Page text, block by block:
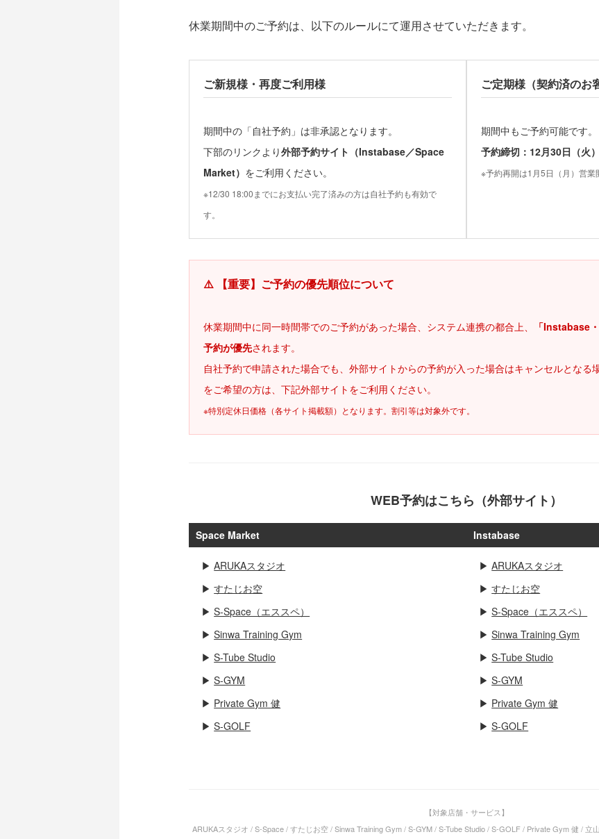
休業期間中のご予約は、以下のルールにて運用させていただきます。
ご新規様・再度ご利用様
期間中の「自社予約」は非承認となります。
下部のリンクより外部予約サイト（Instabase／Space
Market） をご利用ください。
※12/30 18:00までにお支払い完了済みの方は自社予約も有効で
す。
ご定期様（契約済のお
期間中もご予約可能です。
予約締切：12月30日（火
※予約再開は1月5日（月）営業
⚠️ 【重要】ご予約の優先順位について
休業期間中に同一時間帯でのご予約があった場合、システム連携の都合上、
「Instabase
予約が優先されます。
自社予約で申請された場合でも、外部サイトからの予約が入った場合はキャンセルとなる
をご希望の方は、下記外部サイトをご利用ください。
※特別定休日価格（各サイト掲載額）となります。割引等は対象外です。
WEB予約はこちら（外部サイト）
Space Market
▶ARUKAスタジオ
▶すたじお空
▶S-Space（エススペ）
▶Sinwa Training Gym
▶S-Tube Studio
▶S-GYM
▶ Private Gym 健
▶S-GOLF
Instabase
▶ARUKAスタジオ
▶すたじお空
▶S-Space（エススペ）
▶Sinwa Training Gym
▶S-Tube Studio
▶S-GYM
▶ Private Gym 健
▶S-GOLF
【対象店舗・サービス】
ARUKAスタジオ / S-Space / すたじお空 / Sinwa Training Gym / S-GYM / S-Tube Studio / S-GOLF / Private Gym 健 /